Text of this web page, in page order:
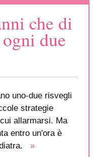
che di
due
uno-due risvegli
strategie
allarmarsi. Ma
entro un'ora è
»